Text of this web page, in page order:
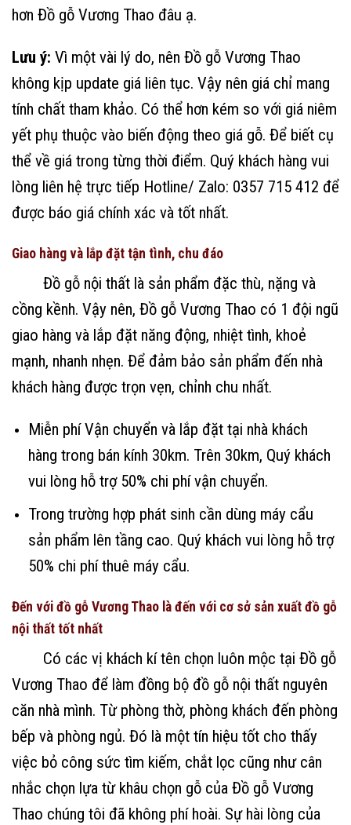
hơn Đồ gỗ Vương Thao đâu ạ.
Lưu ý: Vì một vài lý do, nên Đồ gỗ Vương Thao
không kịp update giá liên tục. Vậy nên giá chỉ mang
tính chất tham khảo. Có thể hơn kém so với giá niêm
yết phụ thuộc vào biến động theo giá gỗ. Để biết cụ
thể về giá trong từng thời điểm. Quý khách hàng vui
lòng liên hệ trực tiếp Hotline/ Zalo: 0357 715 412 để
được báo giá chính xác và tốt nhất.
Giao hàng và lắp đặt tận tình, chu đáo
Đồ gỗ nội thất là sản phẩm đặc thù, nặng và
cồng kềnh. Vậy nên, Đồ gỗ Vương Thao có 1 đội ngũ
giao hàng và lắp đặt năng động, nhiệt tình, khoẻ
mạnh, nhanh nhẹn. Để đảm bảo sản phẩm đến nhà
khách hàng được trọn vẹn, chỉnh chu nhất.
Miễn phí Vận chuyển và lắp đặt tại nhà khách
hàng trong bán kính 30km. Trên 30km, Quý khách
vui lòng hỗ trợ 50% chi phí vận chuyển.
Trong trường hợp phát sinh cần dùng máy cẩu
sản phẩm lên tầng cao. Quý khách vui lòng hỗ trợ
50% chi phí thuê máy cẩu.
Đến với đồ gỗ Vương Thao là đến với cơ sở sản xuất đồ gỗ
nội thất tốt nhất
Có các vị khách kí tên chọn luôn mộc tại Đồ gỗ
Vương Thao để làm đồng bộ đồ gỗ nội thất nguyên
căn nhà mình. Từ phòng thờ, phòng khách đến phòng
bếp và phòng ngủ. Đó là một tín hiệu tốt cho thấy
việc bỏ công sức tìm kiếm, chắt lọc cũng như cân
nhắc chọn lựa từ khâu chọn gỗ của Đồ gỗ Vương
Thao chúng tôi đã không phí hoài. Sự hài lòng của